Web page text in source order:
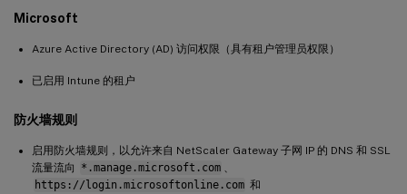
Microsoft
Azure Active Directory (AD) 访问权限（具有租户管理员权限）
已启用 Intune 的租户
防火墙规则
启用防火墙规则，以允许来自 NetScaler Gateway 子网 IP 的 DNS 和 SSL
流量流向
*.manage.microsoft.com 、
https://login.microsoftonline.com 和